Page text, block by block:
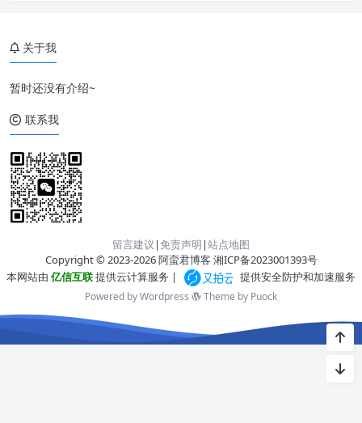
关于我
暂时还没有介绍~
联系我
留言建议 |免责声明 |站点地图
Copyright © 2023-2026 阿蛮君博客 湘ICP备2023001393号
本网站由 亿信互联提供云计算服务 | 提供安全防护和加速服务
Powered by Wordpress Theme by Puock